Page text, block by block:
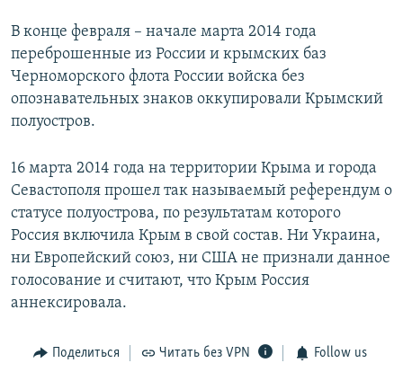
В конце февраля – начале марта 2014 года
переброшенные из России и крымских баз
Черноморского флота России войска без
опознавательных знаков оккупировали Крымский
полуостров.
16 марта 2014 года на территории Крыма и города
Севастополя прошел так называемый референдум о
статусе полуострова, по результатам которого
Россия включила Крым в свой состав. Ни Украина,
ни Европейский союз, ни США не признали данное
голосование и считают, что Крым Россия
аннексировала.
Поделиться Читать без VPN Follow us